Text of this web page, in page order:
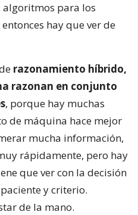
para los
hay que ver de
razonamiento híbrido,
razonan en conjunto
, porque hay muchas
de máquina hace mejor
mucha información,
rápidamente, pero hay
que ver con la decisión
y criterio.
de la mano.